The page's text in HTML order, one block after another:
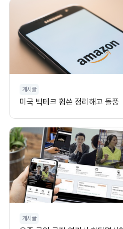
게시글
미국 빅테크 휩쓴 정리해고 돌풍
게시글